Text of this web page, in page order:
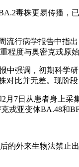
毒株更易传播
流行病学报告中
程度与奥密克戎原
中强调，初期科
比并无差。现阶
月7日从患者身上
戎亚变体BA.48和
的外来生物法禁